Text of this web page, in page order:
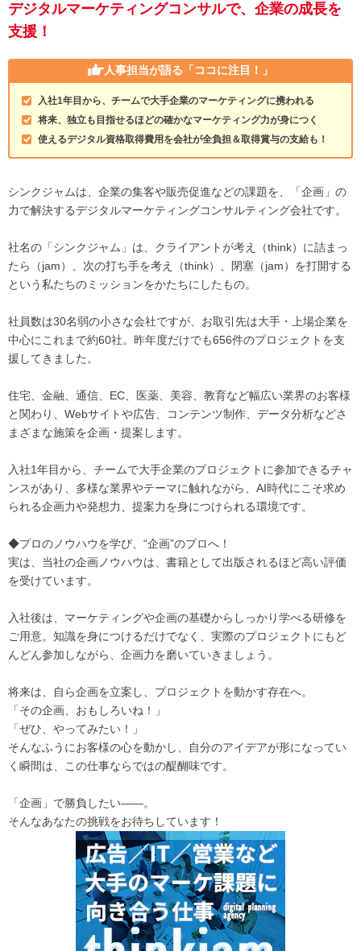
デジタルマーケティングコンサルで、企業の成長を
支援！
人事担当が語る 「ココに注目！」
入社1年目から、チームで大手企業のマーケティングに携われる
将来、独立も目指せるほどの確かなマーケティング力が身につく
使えるデジタル資格取得費用を会社が全負担＆取得賞与の支給も！
シンクジャムは、企業の集客や販売促進などの課題を、「企画」の
力で解決するデジタルマーケティングコンサルティング会社です。
社名の「シンクジャム」は、クライアントが考え（think）に詰まっ
たら（jam）、次の打ち手を考え（think）、閉塞（jam）を打開する
という私たちのミッションをかたちにしたもの。
社員数は30名弱の小さな会社ですが、お取引先は大手・上場企業を
中心にこれまで約60社。昨年度だけでも656件のプロジェクトを支
援してきました。
住宅、金融、通信、EC、医薬、美容、教育など幅広い業界のお客様
と関わり、Webサイトや広告、コンテンツ制作、データ分析などさ
まざまな施策を企画・提案します。
入社1年目から、チームで大手企業のプロジェクトに参加できるチャ
ンスがあり、多様な業界やテーマに触れながら、AI時代にこそ求め
られる企画力や発想力、提案力を身につけられる環境です。
◆プロのノウハウを学び、“企画”のプロへ！
実は、当社の企画ノウハウは、書籍として出版されるほど高い評価
を受けています。
入社後は、マーケティングや企画の基礎からしっかり学べる研修を
ご用意。知識を身につけるだけでなく、実際のプロジェクトにもど
んどん参加しながら、企画力を磨いていきましょう。
将来は、自ら企画を立案し、プロジェクトを動かす存在へ。
「その企画、おもしろいね！」
「ぜひ、やってみたい！」
そんなふうにお客様の心を動かし、自分のアイデアが形になってい
く瞬間は、この仕事ならではの醍醐味です。
「企画」で勝負したい――。
そんなあなたの挑戦をお待ちしています！